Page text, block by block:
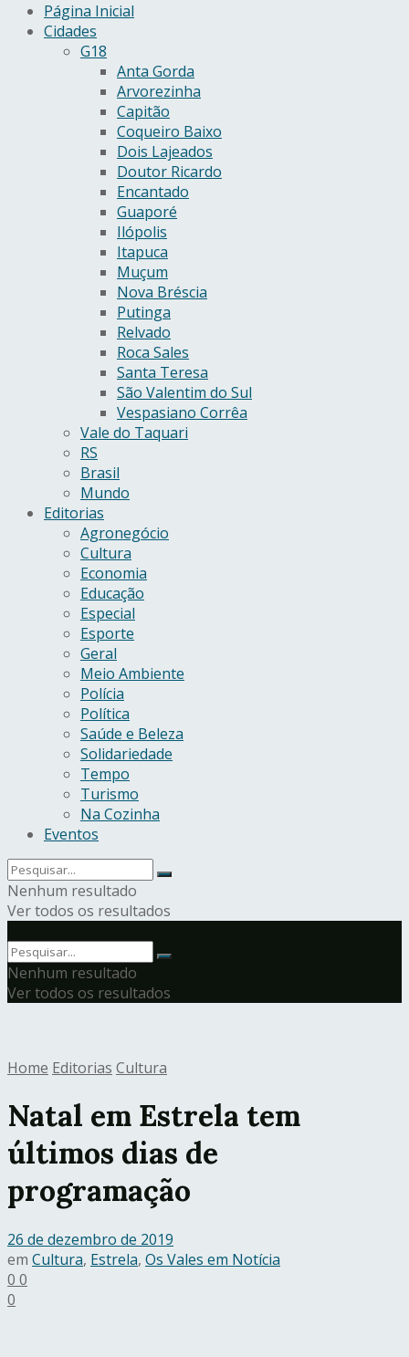
Página Inicial
Cidades
G18
Anta Gorda
Arvorezinha
Capitão
Coqueiro Baixo
Dois Lajeados
Doutor Ricardo
Encantado
Guaporé
Ilópolis
Itapuca
Muçum
Nova Bréscia
Putinga
Relvado
Roca Sales
Santa Teresa
São Valentim do Sul
Vespasiano Corrêa
Vale do Taquari
RS
Brasil
Mundo
Editorias
Agronegócio
Cultura
Economia
Educação
Especial
Esporte
Geral
Meio Ambiente
Polícia
Política
Saúde e Beleza
Solidariedade
Tempo
Turismo
Na Cozinha
Eventos
Nenhum resultado
Ver todos os resultados
Nenhum resultado
Ver todos os resultados
Home Editorias Cultura
Natal em Estrela tem
últimos dias de
programação
26 de dezembro de 2019
em Cultura, Estrela, Os Vales em Notícia
0 0
0